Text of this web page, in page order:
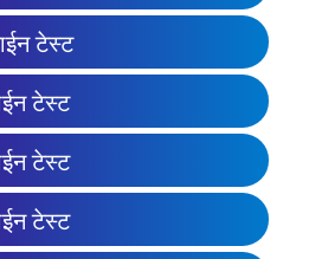
टेस्ट
टेस्ट
टेस्ट
टेस्ट